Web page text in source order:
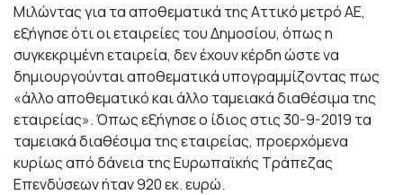
Μιλώντας για τα αποθεματικά της Αττικό μετρό ΑΕ,
εξήγησε ότι οι εταιρείες του Δημοσίου, όπως η
συγκεκριμένη εταιρεία, δεν έχουν κέρδη ώστε να
δημιουργούνται αποθεματικά υπογραμμίζοντας πως
«άλλο αποθεματικό και άλλο ταμειακά διαθέσιμα της
εταιρείας». Όπως εξήγησε ο ίδιος στις 30-9-2019 τα
ταμειακά διαθέσιμα της εταιρείας, προερχόμενα
κυρίως από δάνεια της Ευρωπαϊκής Τράπεζας
Επενδύσεων ήταν 920 εκ. ευρώ.